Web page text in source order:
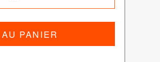
PANIER